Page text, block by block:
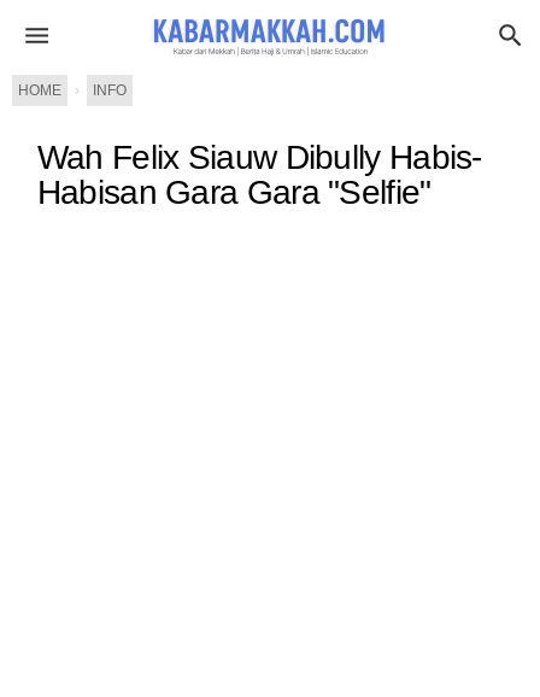
HOME › INFO
Wah Felix Siauw Dibully Habis-
Habisan Gara Gara "Selfie"